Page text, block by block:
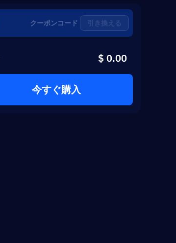
引き換える
$ 0.00
今すぐ購入